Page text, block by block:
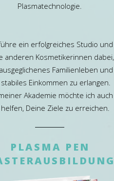
Plasmatechnologie.
ein erfolgreiches Studio und
anderen Kosmetikerinnen dabei,
Familienleben und
Einkommen zu erlangen.
Akademie möchte ich auch
Deine Ziele zu erreichen.
PLASMA PEN